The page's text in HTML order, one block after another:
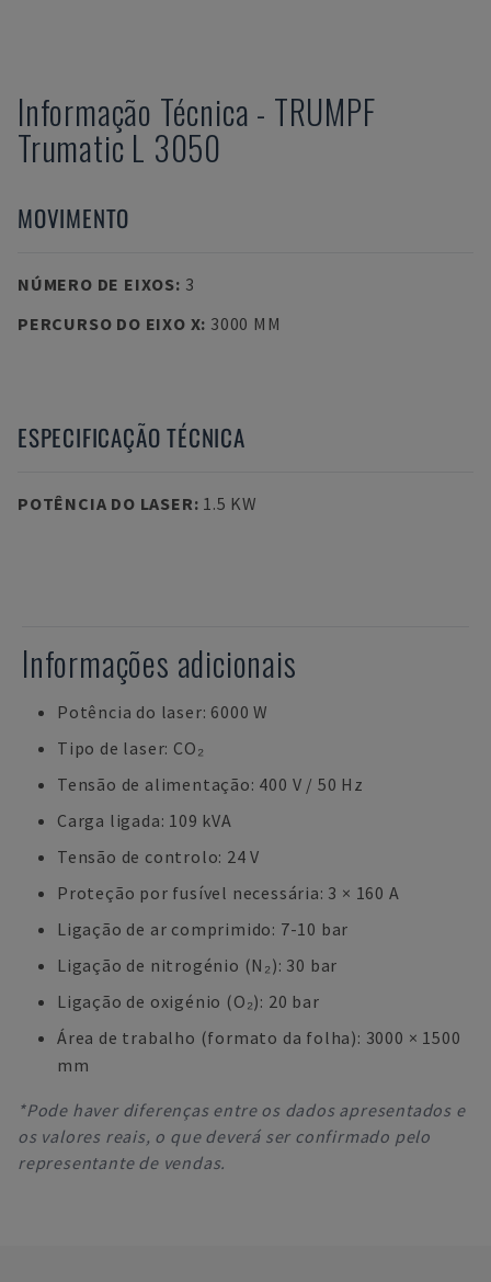
Informação Técnica - TRUMPF
Trumatic L 3050
MOVIMENTO
NÚMERO DE EIXOS: 3
PERCURSO DO EIXO X: 3000 MM
ESPECIFICAÇÃO TÉCNICA
POTÊNCIA DO LASER: 1.5 KW
Informações adicionais
Potência do laser: 6000 W
Tipo de laser: CO₂
Tensão de alimentação: 400 V / 50 Hz
Carga ligada: 109 kVA
Tensão de controlo: 24 V
Proteção por fusível necessária: 3 × 160 A
Ligação de ar comprimido: 7-10 bar
Ligação de nitrogénio (N₂): 30 bar
Ligação de oxigénio (O₂): 20 bar
Área de trabalho (formato da folha): 3000 × 1500
mm
*Pode haver diferenças entre os dados apresentados e
os valores reais, o que deverá ser confirmado pelo
representante de vendas.